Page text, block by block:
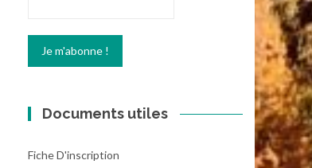
Documents utiles
Fiche D'inscription